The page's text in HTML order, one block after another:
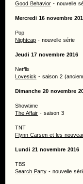
Good Behavior - nouvelle
Mercredi 16 novembre
Pop
Nightcap - nouvelle série
Jeudi 17 novembre 2016
Netflix
Lovesick - saison 2
Dimanche 20 novembre
Showtime
The Affair - saison 3
TNT
Flynn Carsen et les
Lundi 21 novembre 2016
TBS
Search Party - nouvelle